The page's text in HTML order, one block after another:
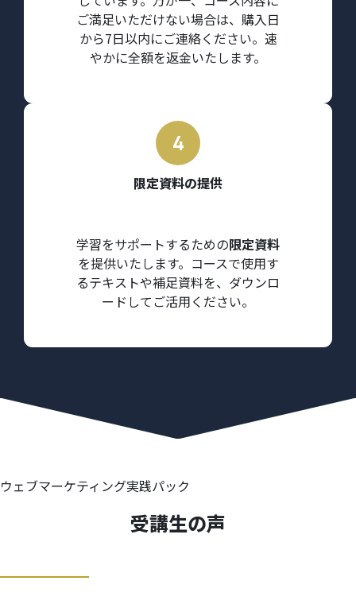
ご満足いただけない場合は、購入日
から7日以内にご連絡ください。速
やかに全額を返金いたします。
限定資料の提供
学習をサポートするための限定資料
を提供いたします。コースで使用す
るテキストや補足資料を、ダウンロ
ードしてご活用ください。
ウェブマーケティング実践パック
受講生の声